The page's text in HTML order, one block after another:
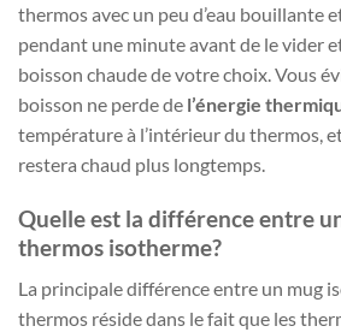
thermos avec un peu d’eau bouillante
pendant une minute avant de le vider
boisson chaude de votre choix. Vous
boisson ne perde de l’énergie
température à l’intérieur du thermos,
restera chaud plus longtemps.
Quelle est la différence entre
thermos isotherme?
La principale différence entre un mug
thermos réside dans le fait que les